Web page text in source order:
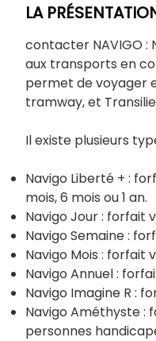
LA
contacter NAVIGO :
aux transports en
permet de voyager
tramway, et
Il existe plusieurs
Navigo Liberté + :
mois, 6 mois ou 1 an.
Navigo Jour : forfait
Navigo Semaine :
Navigo Mois : forfait
Navigo Annuel :
Navigo Imagine R :
Navigo Améthyste :
personnes